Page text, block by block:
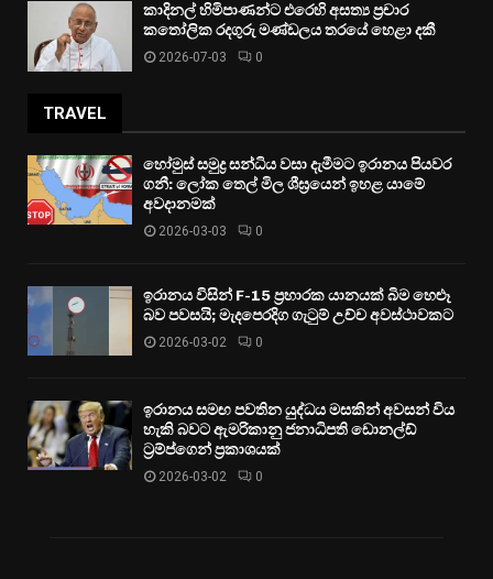
කාදිනල් හිමිපාණන්ට එරෙහි අසත්‍ය ප්‍රචාර
කතෝලික රදගුරු මණ්ඩලය තරයේ හෙළා දකී
2026-07-03 0
TRAVEL
හෝමුස් සමුද්‍ර සන්ධිය වසා දැමීමට ඉරානය පියවර
ගනී: ලෝක තෙල් මිල ශීඝ්‍රයෙන් ඉහළ යාමේ
අවදානමක්
2026-03-03 0
ඉරානය විසින් F-15 ප්‍රහාරක යානයක් බිම හෙළූ
බව පවසයි; මැදපෙරදිග ගැටුම් උච්ච අවස්ථාවකට
2026-03-02 0
ඉරානය සමඟ පවතින යුද්ධය මසකින් අවසන් විය
හැකි බවට ඇමරිකානු ජනාධිපති ඩොනල්ඩ්
ට්‍රම්ප්ගෙන් ප්‍රකාශයක්
2026-03-02 0